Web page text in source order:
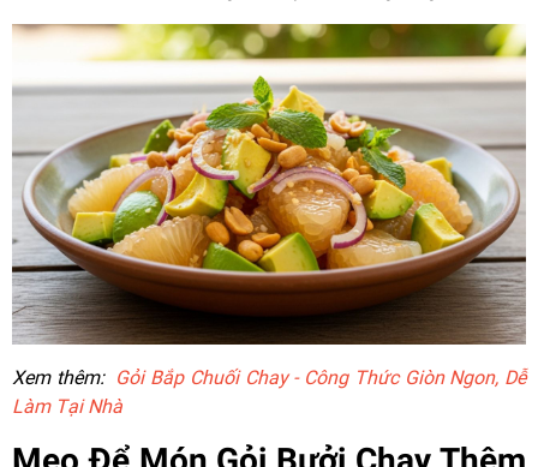
Xem thêm: Gỏi Bắp Chuối Chay - Công Thức Giòn Ngon, Dễ
Làm Tại Nhà